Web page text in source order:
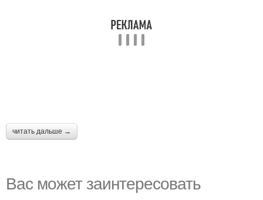
читать дальше →
Вас может заинтересовать